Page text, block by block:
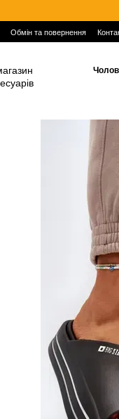
Обмін та повернення